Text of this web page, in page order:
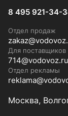
8 495 921-34-
Отдел продаж
Для поставщиков
714@vodovoz.ru
Отдел рекламы
Москва,